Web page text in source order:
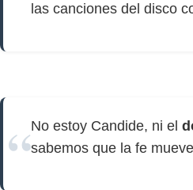
las canciones del disco
No estoy Candide, ni el
sabemos que la fe